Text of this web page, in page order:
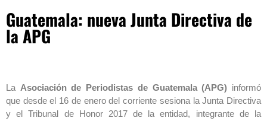
Guatemala: nueva Junta Directiva de
la APG
La Asociación de Periodistas de Guatemala (APG) informó
que desde el 16 de enero del corriente sesiona la Junta Directiva
y el Tribunal de Honor 2017 de la entidad, integrante de la